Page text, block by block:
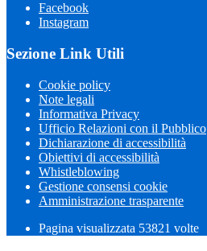
Facebook
Instagram
Sezione Link Utili
Cookie policy
Note legali
Informativa Privacy
Ufficio Relazioni con il Pubblico
Dichiarazione di accessibilità
Obiettivi di accessibilità
Whistleblowing
Gestione consensi cookie
Amministrazione trasparente
Pagina visualizzata 53821 volte